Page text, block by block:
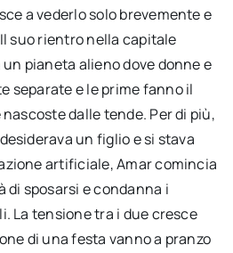
a vederlo solo brevemente e
suo rientro nella capitale
pianeta alieno dove donne e
separate e le prime fanno il
dalle tende. Per di più,
un figlio e si stava
artificiale, Amar comincia
di sposarsi e condanna i
La tensione tra i due cresce
di una festa vanno a pranzo